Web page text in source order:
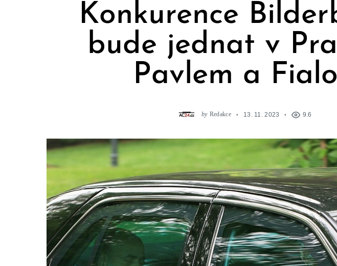
Konkurence
bude jednat v
Pavlem a
by Redakce 13. 11. 2023 9.6